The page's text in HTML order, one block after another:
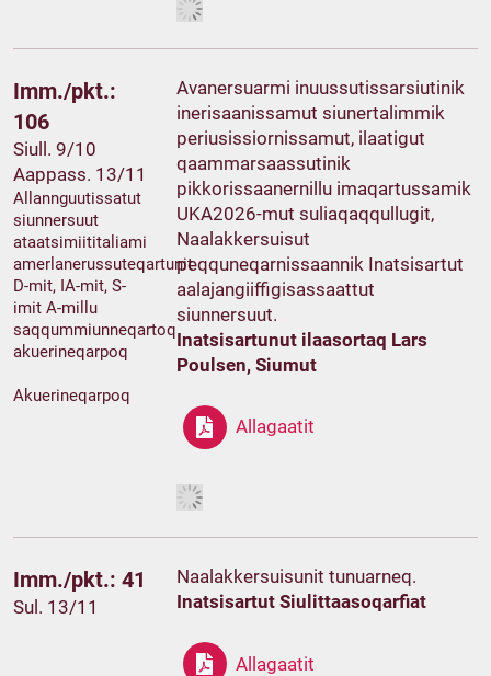
Imm./pkt.:
106
Siull. 9/10
Aappass. 13/11
Allannguutissatut
siunnersuut
ataatsimiititaliami
amerlanerussuteqartunit
D-mit, IA-mit, S-
imit A-millu
saqqummiunneqartoq
akuerineqarpoq
Akuerineqarpoq
Avanersuarmi inuussutissarsiutinik
inerisaanissamut siunertalimmik
periusissiornissamut, ilaatigut
qaammarsaassutinik
pikkorissaanernillu imaqartussamik
UKA2026-mut suliaqaqqullugit,
Naalakkersuisut
peqquneqarnissaannik Inatsisartut
aalajangiiffigisassaattut
siunnersuut.
Inatsisartunut ilaasortaq Lars
Poulsen, Siumut
Allagaatit
Imm./pkt.: 41
Sul. 13/11
Naalakkersuisunit tunuarneq.
Inatsisartut Siulittaasoqarfiat
Allagaatit